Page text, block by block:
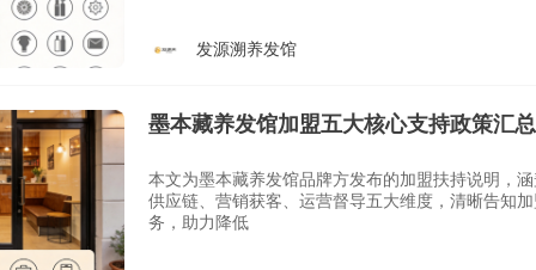
发源溯养发馆
墨本藏养发馆加盟五大核心支持政策汇总
本文为墨本藏养发馆品牌方发布的加盟扶持说明，
供应链、营销获客、运营督导五大维度，清晰告知
务，助力降低